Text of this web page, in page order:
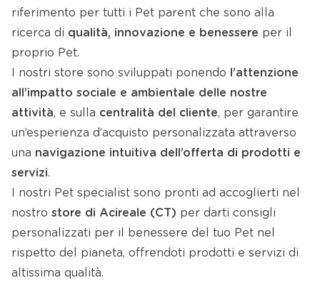
riferimento per tutti i Pet parent che sono alla
ricerca di qualità, innovazione e benessere per il
proprio Pet.
I nostri store sono sviluppati ponendo l’attenzione
all’impatto sociale e ambientale delle nostre
attività, e sulla centralità del cliente, per garantire
un’esperienza d’acquisto personalizzata attraverso
una navigazione intuitiva dell’offerta di prodotti e
servizi.
I nostri Pet specialist sono pronti ad accoglierti nel
nostro store di Acireale (CT) per darti consigli
personalizzati per il benessere del tuo Pet nel
rispetto del pianeta, offrendoti prodotti e servizi di
altissima qualità.